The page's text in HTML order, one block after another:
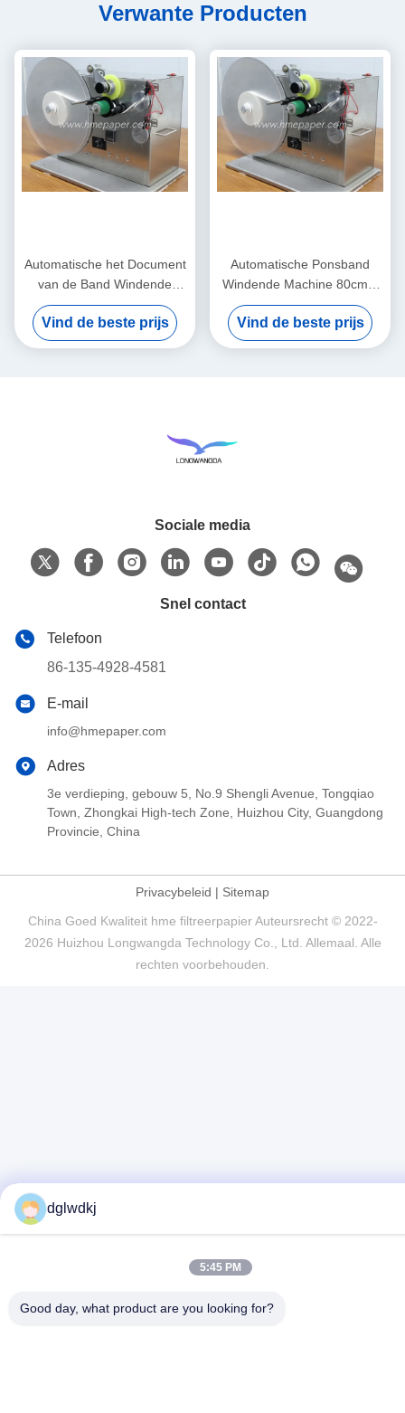
Verwante Producten
Automatische het Document
van de Band Windende
Machine Broodjes Windende
Machine
Vind de beste prijs
Automatische Ponsband
Windende Machine 80cm x
45cm x 55cm
Vind de beste prijs
Sociale media
Snel contact
Telefoon
86-135-4928-4581
E-mail
info@hmepaper.com
Adres
3e verdieping, gebouw 5, No.9 Shengli Avenue, Tongqiao
Town, Zhongkai High-tech Zone, Huizhou City, Guangdong
Provincie, China
Privacybeleid | Sitemap
China Goed Kwaliteit hme filtreerpapier Auteursrecht © 2022-
2026 Huizhou Longwangda Technology Co., Ltd. Allemaal. Alle
rechten voorbehouden.
dglwdkj
5:45 PM
Good day, what product are you looking for?